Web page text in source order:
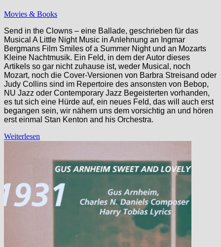
Movies & Books
Send in the Clowns – eine Ballade, geschrieben für das
Musical A Little Night Music in Anlehnung an Ingmar
Bergmans Film Smiles of a Summer Night und an Mozarts
Kleine Nachtmusik. Ein Feld, in dem der Autor dieses
Artikels so gar nicht zuhause ist, weder Musical, noch
Mozart, noch die Cover-Versionen von Barbra Streisand oder
Judy Collins sind im Repertoire des ansonsten von Bebop,
NU Jazz oder Contemporary Jazz Begeisterten vorhanden,
es tut sich eine Hürde auf, ein neues Feld, das will auch erst
begangen sein, wir nähern uns dem vorsichtig an und hören
erst einmal Stan Kenton and his Orchestra.
Weiterlesen